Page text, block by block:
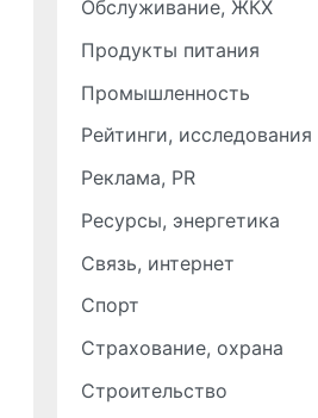
Обслуживание, ЖКХ
Продукты питания
Промышленность
Рейтинги, исследования
Реклама, PR
Ресурсы, энергетика
Связь, интернет
Спорт
Страхование, охрана
Строительство